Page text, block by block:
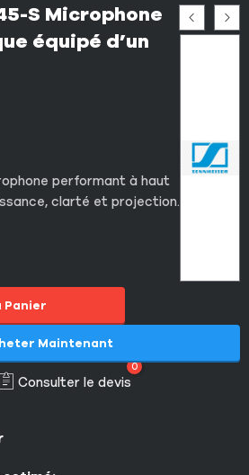
S Microphone
équipé d’un
performant à haut
clarté et projection.
Panier
Consulter le devis
0
Maintenant